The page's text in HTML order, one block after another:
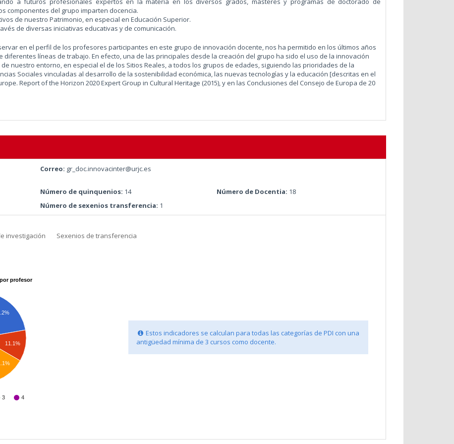
componentes del grupo imparten docencia.
de nuestro Patrimonio, en especial en Educación Superior.
de diversas iniciativas educativas y de comunicación.
en el perfil de los profesores participantes en este grupo de innovación docente, nos ha permitido en los últimos años
líneas de trabajo. En efecto, una de las principales desde la creación del grupo ha sido el uso de la innovación
nuestro entorno, en especial el de los Sitios Reales, a todos los grupos de edades, siguiendo las prioridades de la
Sociales vinculadas al desarrollo de la sostenibilidad económica, las nuevas tecnologías y la educación [descritas en el
Report of the Horizon 2020 Expert Group in Cultural Heritage (2015), y en las Conclusiones del Consejo de Europa de 20
Correo: gr_doc.innovacinter@urjc.es
Número de quinquenios: 14 Número de Docentia: 18
Número de sexenios transferencia: 1
investigación Sexenios de transferencia
profesor
3 4
11.1%
Estos indicadores se calculan para todas las categorías de PDI con una
antigüedad mínima de 3 cursos como docente.